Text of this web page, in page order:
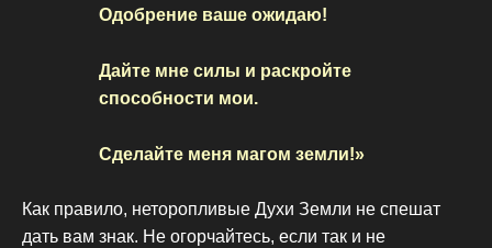
Одобрение ваше ожидаю!
Дайте мне силы и раскройте
способности мои.
Сделайте меня магом земли!»
Как правило, неторопливые Духи Земли не спешат
дать вам знак. Не огорчайтесь, если так и не